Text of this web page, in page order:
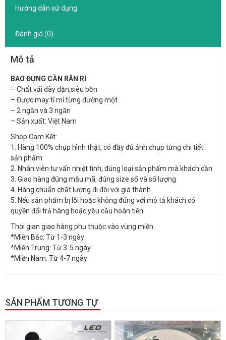
Hướng dẫn sử dụng
Đánh giá (0)
Mô tả
BAO ĐỰNG CẦN RẰN RI
– Chất vải dày dặn,siêu bền
– Được may tỉ mỉ từng đường một
– 2 ngăn và 3 ngăn
– Sản xuất: Việt Nam
Shop Cam Kết:
1. Hàng 100% chụp hình thật, có đầy đủ ảnh chụp từng chi tiết
sản phẩm.
2. Nhân viên tư vấn nhiệt tình, đúng loại sản phẩm mà khách cần.
3. Giao hàng đúng mẫu mã, đúng size số và số lượng
4. Hàng chuẩn chất lượng đi đôi với giá thành
5. Nếu sản phẩm bị lỗi hoặc không đúng với mô tả khách có
quyền đổi trả hàng hoặc yêu cầu hoàn tiền.
Thời gian giao hàng phụ thuộc vào vùng miền.
*Miền Bắc: Từ 1-3 ngày
*Miền Trung: Từ 3-5 ngày
*Miền Nam: Từ 4-7 ngày
SẢN PHẨM TƯƠNG TỰ